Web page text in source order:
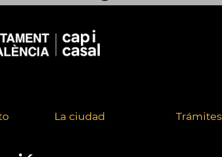
La ciudad Trámites